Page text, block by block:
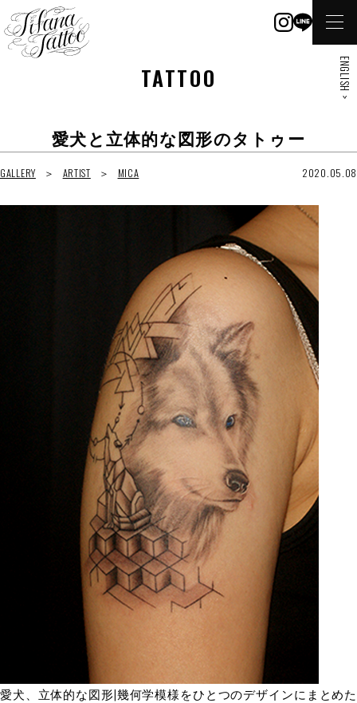
TATTOO
愛犬と立体的な図形のタトゥー
GALLERY ARTIST MICA 2020.05.08
愛犬、立体的な図形|幾何学模様をひとつのデザインにまとめた
ENGLISH >